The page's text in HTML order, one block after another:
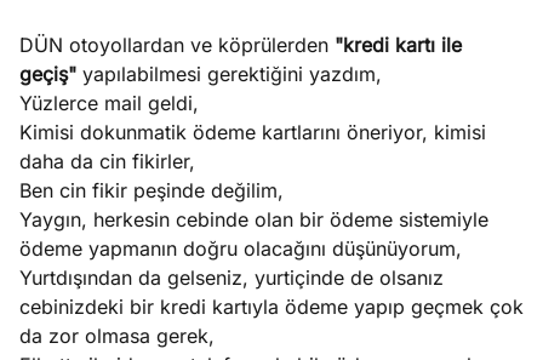
DÜN otoyollardan ve köprülerden "kredi kartı ile
geçiş" yapılabilmesi gerektiğini yazdım,
Yüzlerce mail geldi,
Kimisi dokunmatik ödeme kartlarını öneriyor, kimisi
daha da cin fikirler,
Ben cin fikir peşinde değilim,
Yaygın, herkesin cebinde olan bir ödeme sistemiyle
ödeme yapmanın doğru olacağını düşünüyorum,
Yurtdışından da gelseniz, yurtiçinde de olsanız
cebinizdeki bir kredi kartıyla ödeme yapıp geçmek çok
da zor olmasa gerek,